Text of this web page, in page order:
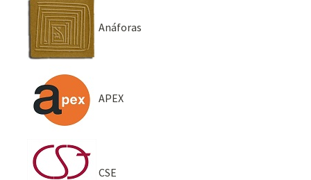
Anáforas
APEX
CSE